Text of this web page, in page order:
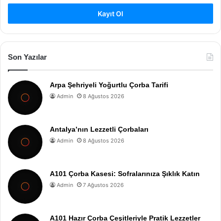
Kayıt Ol
Son Yazılar
Arpa Şehriyeli Yoğurtlu Çorba Tarifi
Admin 8 Ağustos 2026
Antalya’nın Lezzetli Çorbaları
Admin 8 Ağustos 2026
A101 Çorba Kasesi: Sofralarınıza Şıklık Katın
Admin 7 Ağustos 2026
A101 Hazır Çorba Çeşitleriyle Pratik Lezzetler